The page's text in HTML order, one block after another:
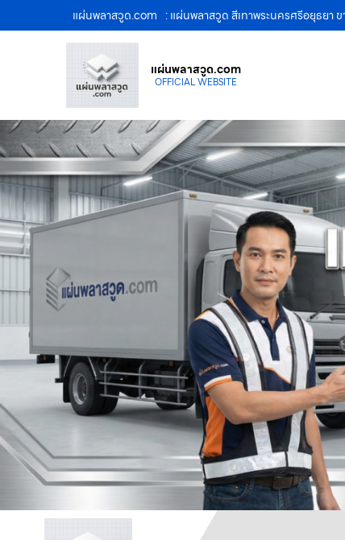
แผ่นพลาสวูด.com : แผ่นพลาสวูด สีเทาพระนครศรีอยุธยา
แผ่นพลาสวูด.com
OFFICIAL WEBSITE